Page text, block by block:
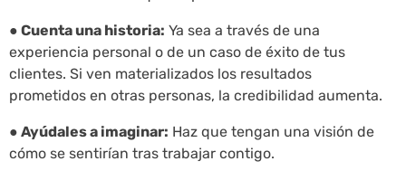
● Cuenta una historia: Ya sea a través de una
experiencia personal o de un caso de éxito de tus
clientes. Si ven materializados los resultados
prometidos en otras personas, la credibilidad aumenta.
● Ayúdales a imaginar: Haz que tengan una visión de
cómo se sentirían tras trabajar contigo.